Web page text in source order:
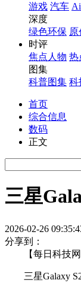
游戏 汽车
深度
绿色环保 原
时评
焦点人物 热
图集
科普图集 科
首页
综合信息
数码
正文
三星
2026-02-26
分享到：
【每日科技网
三星Galaxy